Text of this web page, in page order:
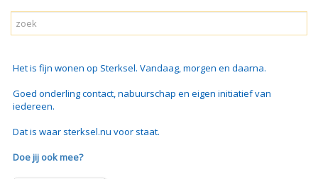
Het is fijn wonen op Sterksel. Vandaag, morgen en daarna.
Goed onderling contact, nabuurschap en eigen initiatief van
iedereen.
Dat is waar sterksel.nu voor staat.
Doe jij ook mee?